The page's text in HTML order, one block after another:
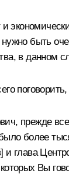
быть
в данном
прежде
более
глава
Вы